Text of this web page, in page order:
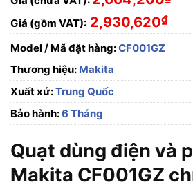
Giá (gồm VAT): 2,930,620₫
Model / Mã đặt hàng:CF001GZ
Thương hiệu: Makita
Xuất xứ:Trung Quốc
Bảo hành:6 Tháng
Quạt dùng điện và
Makita CF001GZ